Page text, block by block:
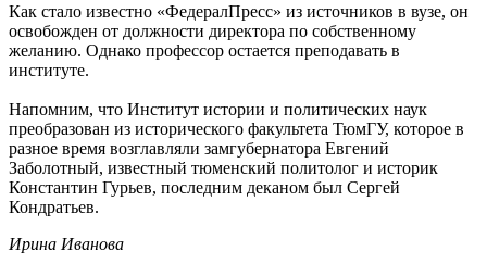
Как стало известно «ФедералПресс» из источников в вузе, он
освобожден от должности директора по собственному
желанию. Однако профессор остается преподавать в
институте.
Напомним, что Институт истории и политических наук
преобразован из исторического факультета ТюмГУ, которое в
разное время возглавляли замгубернатора Евгений
Заболотный, известный тюменский политолог и историк
Константин Гурьев, последним деканом был Сергей
Кондратьев.
Ирина Иванова